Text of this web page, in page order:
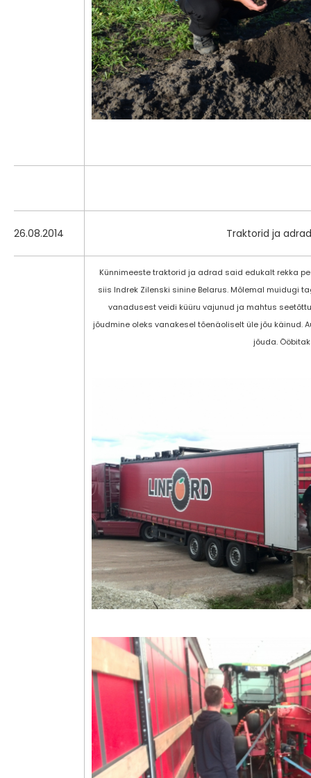
26.08.2014 Traktorid ja
​Künnimeeste traktorid ja adrad said edukalt rekka
siis Indrek Zilenski sinine Belarus. Mõlemal muidugi
vanadusest veidi küüru vajunud ja mahtus
jõudmine oleks vanakesel tõenäoliselt üle jõu käinud.
jõuda.